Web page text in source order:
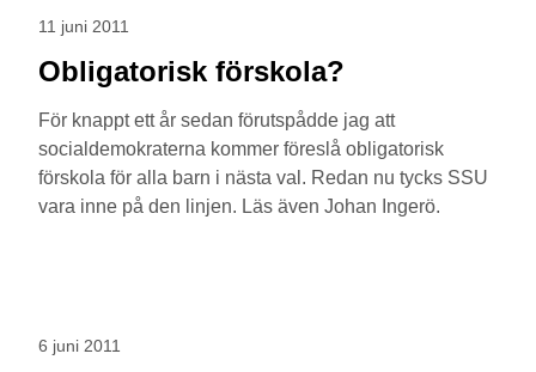
11 juni 2011
Obligatorisk förskola?
För knappt ett år sedan förutspådde jag att
socialdemokraterna kommer föreslå obligatorisk
förskola för alla barn i nästa val. Redan nu tycks SSU
vara inne på den linjen. Läs även Johan Ingerö.
6 juni 2011